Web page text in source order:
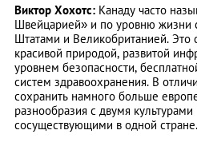
Виктор Хохотс: Канаду часто
Швейцарией» и по уровню жизни
Штатами и Великобританией. Это
красивой природой, развитой
уровнем безопасности,
систем здравоохранения. В
сохранить намного больше
разнообразия с двумя
сосуществующими в одной стране.